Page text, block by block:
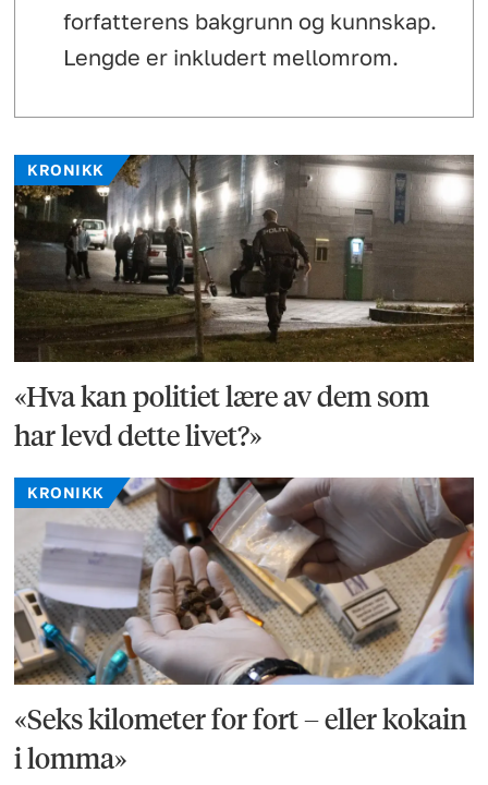
forfatterens bakgrunn og kunnskap.
Lengde er inkludert mellomrom.
KRONIKK
«Hva kan politiet lære av dem som
har levd dette livet?»
KRONIKK
«Seks kilometer for fort – eller kokain
i lomma»